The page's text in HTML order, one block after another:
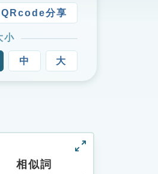
QRcode分享
小
中 大
相似詞